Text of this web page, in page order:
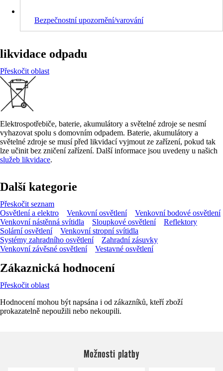
Bezpečnostní upozornění/varování
likvidace odpadu
Přeskočit oblast
Elektrospotřebiče, baterie, akumulátory a světelné zdroje se nesmí
vyhazovat spolu s domovním odpadem. Baterie, akumulátory a
světelné zdroje se musí před likvidací vyjmout ze zařízení, pokud tak
lze učinit bez zničení zařízení. Další informace jsou uvedeny u našich
služeb likvidace.
Další kategorie
Přeskočit seznam
Osvětlení a elektro
Venkovní osvětlení
Venkovní bodové osvětlení
Venkovní nástěnná svítidla
Sloupkové osvětlení
Reflektory
Solární osvětlení
Venkovní stropní svítidla
Systémy zahradního osvětlení
Zahradní zásuvky
Venkovní závěsné osvětlení
Vestavné osvětlení
Zákaznická hodnocení
Přeskočit oblast
Hodnocení mohou být napsána i od zákazníků, kteří zboží
prokazatelně nepoužili nebo nekoupili.
Možnosti platby